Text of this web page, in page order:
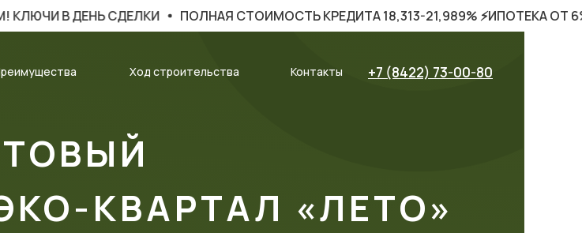
СДЕЛКИ ПОЛНАЯ СТОИМОСТЬ КРЕДИТА 18,313-21,989% ⚡️ИПОТЕКА ОТ 6%⚡️
Ход строительства Контакты +7 (8422) 73-00-80
КВАРТАЛ «ЛЕТО»